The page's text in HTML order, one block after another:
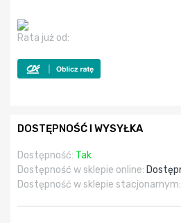
Rata już od:
DOSTĘPNOŚĆ I WYSYŁKA
Dostępność: Tak
Dostępność w sklepie online:
Dostępność w sklepie stacjonarnym: